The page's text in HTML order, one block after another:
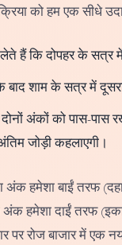
को हम एक सीधे
हैं कि दोपहर के सत्र
शाम के सत्र में
अंकों को पास-पास
जोड़ी कहलाएगी।
हमेशा बाईं तरफ
हमेशा दाईं तरफ
रोज बाजार में एक